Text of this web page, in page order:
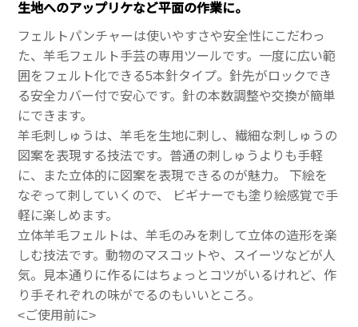
生地へのアップリケなど平面の作業に。
フェルトパンチャーは使いやすさや安全性にこだわっ
た、羊毛フェルト手芸の専用ツールです。一度に広い範
囲をフェルト化できる5本針タイプ。針先がロックでき
る安全カバー付で安心です。針の本数調整や交換が簡単
にできます。
羊毛刺しゅうは、羊毛を生地に刺し、繊細な刺しゅうの
図案を表現する技法です。普通の刺しゅうよりも手軽
に、また立体的に図案を表現できるのが魅力。 下絵を
なぞって刺していくので、 ビギナーでも塗り絵感覚で手
軽に楽しめます。
立体羊毛フェルトは、羊毛のみを刺して立体の造形を楽
しむ技法です。動物のマスコットや、スイーツなどが人
気。見本通りに作るにはちょっとコツがいるけれど、作
り手それぞれの味がでるのもいいところ。
<ご使用前に>